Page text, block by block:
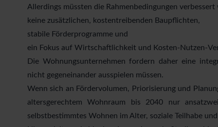
Allerdings müssten die Rahmenbedingungen
keine zusätzlichen, kostentreibenden Baupflichten,
stabile Förderprogramme und
ein Fokus auf Wirtschaftlichkeit und Kosten-Nutzen-
Die Wohnungsunternehmen fordern daher eine
nicht gegeneinander ausspielen müssen.
Wenn sich an Fördervolumen, Priorisierung und
altersgerechtem Wohnraum bis 2040 nur
selbstbestimmtes Wohnen im Alter, soziale Teilhabe